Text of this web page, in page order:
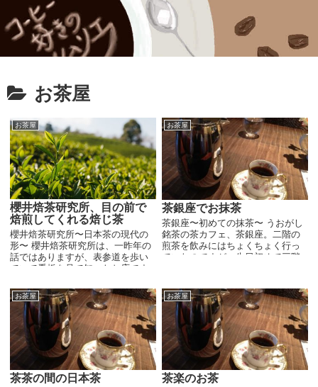
お茶屋
お茶屋
櫻井焙茶研究所、目の前で
焙煎してくれる焙じ茶
櫻井焙茶研究所〜日本茶の現代の
形〜 櫻井焙茶研究所は、一昨年の
話ではありますが、表参道を歩い
ていて看板を見て知ったお店です
うです）。スパイラルビルの中に
あります。その時は行きませんで
したが、気になってし...
お茶屋
茶銀座でお抹茶
茶銀座〜初めての抹茶〜 うおがし
銘茶の茶カフェ、茶銀座。二階の
煎茶を飲みにはちょくちょく行っ
ていたのですが、先日初めて三階
したが、そこを通り抜けて三階に
行くとガラーンとして...
お茶屋
茶茶の間の日本茶
お茶屋
茶楽のお茶